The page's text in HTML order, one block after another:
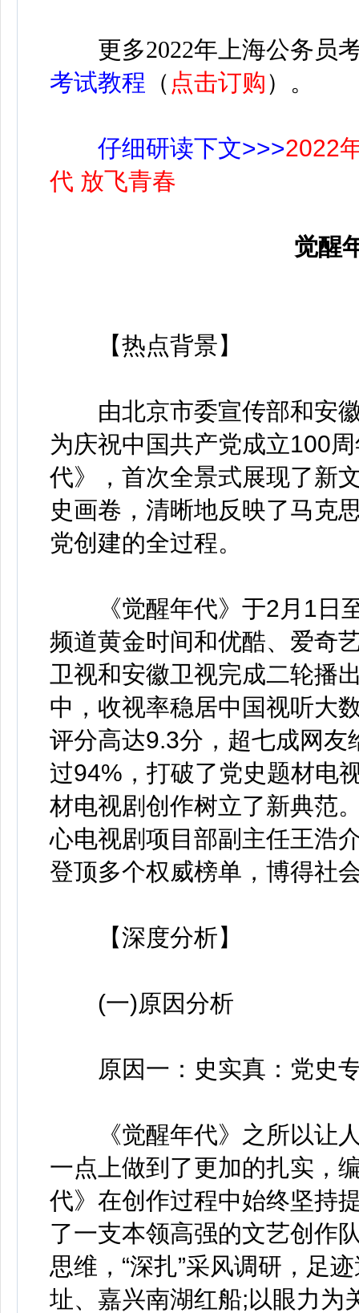
更多2022年上海公务员
考试教程 （ 点击订购）。
仔细研读下文>>>2022
代 放飞青春
觉醒
【热点背景】
由北京市委宣传部和安徽
为庆祝中国共产党成立100
代》，首次全景式展现了新
史画卷，清晰地反映了马克
党创建的全过程。
《觉醒年代》于2月1日至
频道黄金时间和优酷、爱奇
卫视和安徽卫视完成二轮播
中，收视率稳居中国视听大
评分高达9.3分，超七成网
过94%，打破了党史题材电
材电视剧创作树立了新典范
心电视剧项目部副主任王浩
登顶多个权威榜单，博得社
【深度分析】
(一)原因分析
原因一：史实真：党史
《觉醒年代》之所以让人
一点上做到了更加的扎实，
代》在创作过程中始终坚持
了一支本领高强的文艺创作
思维，“深扎”采风调研，足
址、嘉兴南湖红船;以眼力为